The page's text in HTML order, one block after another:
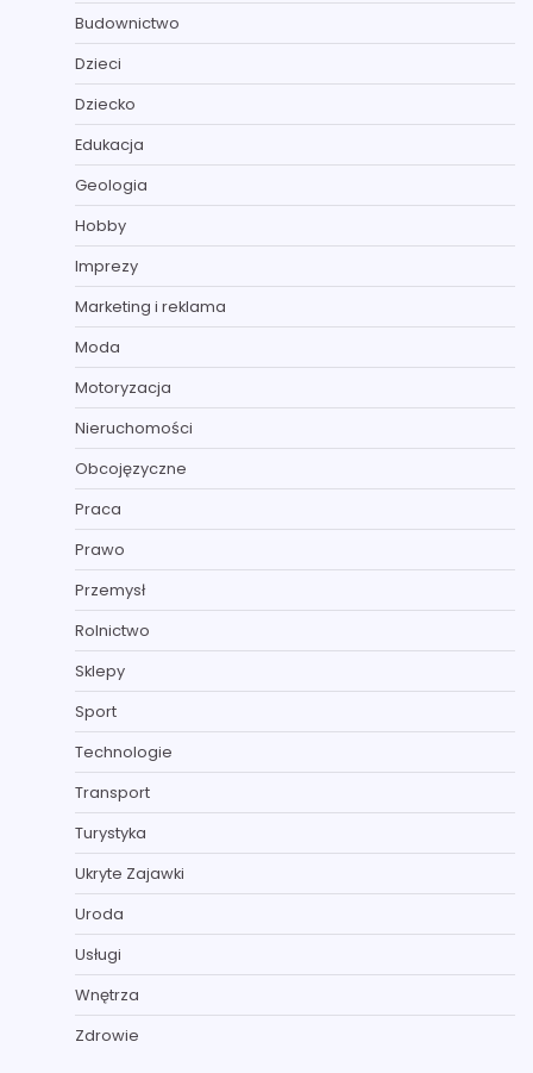
Budownictwo
Dzieci
Dziecko
Edukacja
Geologia
Hobby
Imprezy
Marketing i reklama
Moda
Motoryzacja
Nieruchomości
Obcojęzyczne
Praca
Prawo
Przemysł
Rolnictwo
Sklepy
Sport
Technologie
Transport
Turystyka
Ukryte Zajawki
Uroda
Usługi
Wnętrza
Zdrowie